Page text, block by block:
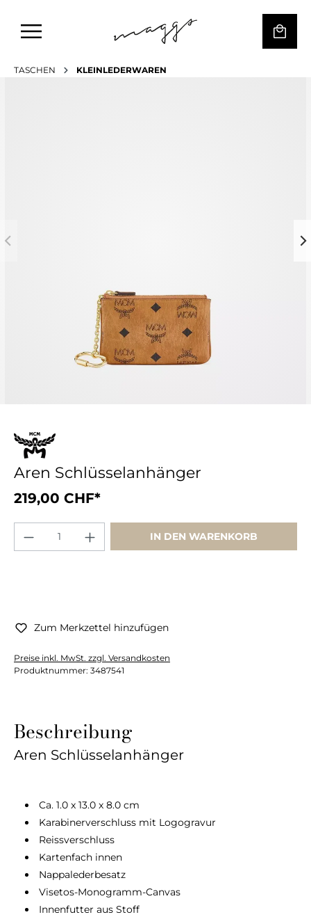
TASCHEN KLEINLEDERWAREN
Aren Schlüsselanhänger
219,00 CHF*
IN DEN WARENKORB
Zum Merkzettel hinzufügen
Preise inkl. MwSt. zzgl. Versandkosten
Produktnummer: 3487541
Beschreibung
Aren Schlüsselanhänger
Ca. 1.0 x 13.0 x 8.0 cm
Karabinerverschluss mit Logogravur
Reissverschluss
Kartenfach innen
Nappalederbesatz
Visetos-Monogramm-Canvas
Innenfutter aus Stoff